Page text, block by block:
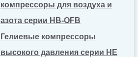
компрессоры для воздуха и
азота серии HB-OFB
Гелиевые компрессоры
высокого давления серии HE